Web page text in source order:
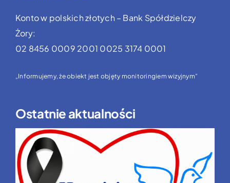
Konto w polskich złotych – Bank Spółdzielczy
Żory:
02 8456 0009 2001 0025 3174 0001
„Informujemy, że obiekt jest objęty monitoringiem wizyjnym”
Ostatnie aktualności